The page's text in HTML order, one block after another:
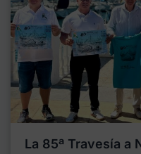
La 85ª Travesía a